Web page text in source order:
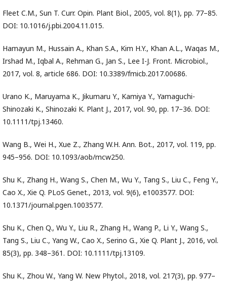
Fleet C.M., Sun T. Curr. Opin. Plant Biol., 2005, vol. 8(1), pp. 77–85.
DOI: 10.1016/j.pbi.2004.11.015.
Hamayun M., Hussain A., Khan S.A., Kim H.Y., Khan A.L., Waqas M.,
Irshad M., Iqbal A., Rehman G., Jan S., Lee I-J. Front. Microbiol.,
2017, vol. 8, article 686. DOI: 10.3389/fmicb.2017.00686.
Urano K., Maruyama K., Jikumaru Y., Kamiya Y., Yamaguchi-
Shinozaki K., Shinozaki K. Plant J., 2017, vol. 90, pp. 17–36. DOI:
10.1111/tpj.13460.
Wang B., Wei H., Xue Z., Zhang W.H. Ann. Bot., 2017, vol. 119, pp.
945–956. DOI: 10.1093/aob/mcw250.
Shu K., Zhang H., Wang S., Chen M., Wu Y., Tang S., Liu C., Feng Y.,
Cao X., Xie Q. PLoS Genet., 2013, vol. 9(6), e1003577. DOI:
10.1371/journal.pgen.1003577.
Shu K., Chen Q., Wu Y., Liu R., Zhang H., Wang P., Li Y., Wang S.,
Tang S., Liu C., Yang W., Cao X., Serino G., Xie Q. Plant J., 2016, vol.
85(3), pp. 348–361. DOI: 10.1111/tpj.13109.
Shu K., Zhou W., Yang W. New Phytol., 2018, vol. 217(3), pp. 977–